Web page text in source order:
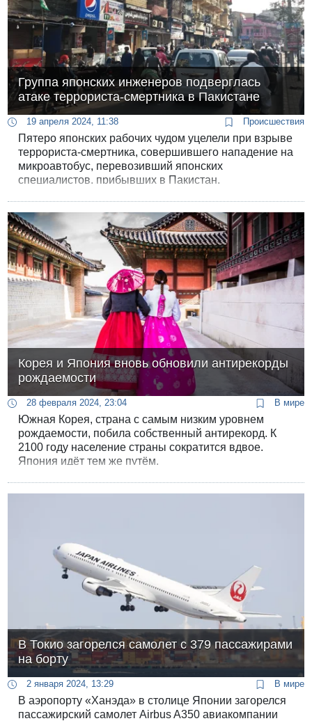
Группа японских инженеров подверглась
атаке террориста-смертника в Пакистане
19 апреля 2024, 11:38 Происшествия
Пятеро японских рабочих чудом уцелели при взрыве
террориста-смертника, совершившего нападение на
микроавтобус, перевозивший японских
специалистов, прибывших в Пакистан.
Корея и Япония вновь обновили антирекорды
рождаемости
28 февраля 2024, 23:04 В мире
Южная Корея, страна с самым низким уровнем
рождаемости, побила собственный антирекорд. К
2100 году население страны сократится вдвое.
Япония идёт тем же путём.
В Токио загорелся самолет с 379 пассажирами
на борту
2 января 2024, 13:29 В мире
В аэропорту «Ханэда» в столице Японии загорелся
пассажирский самолет Airbus A350 авиакомпании